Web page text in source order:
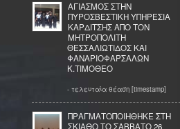
ΑΓΙΑΣΜΟΣ ΣΤΗΝ
ΠΥΡΟΣΒΕΣΤΙΚΗ ΥΠΗΡΕΣΙΑ
ΚΑΡΔΙΤΣΗΣ ΑΠΟ ΤΟΝ
ΜΗΤΡΟΠΟΛΙΤΗ
ΘΕΣΣΑΛΙΩΤΙΔΟΣ ΚΑΙ
ΦΑΝΑΡΙΟΦΑΡΣΑΛΩΝ
Κ.ΤΙΜΟΘΕΟ
- τελευταία θέαση [timestamp]
ΠΡΑΓΜΑΤΟΠΟΙΗΘΗΚΕ ΣΤΗ
ΣΚΙΑΘΟ ΤΟ ΣΑΒΒΑΤΟ 26